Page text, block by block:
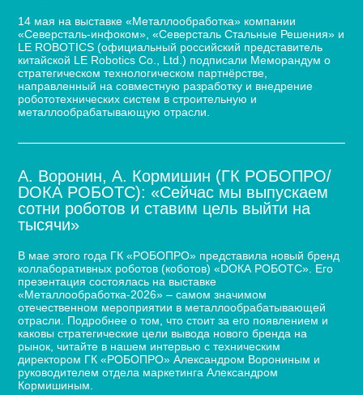
14 мая на выставке «Металлообработка» компании
«Северсталь-инфоком», «Северсталь Стальные Решения» и
LE ROBOTICS (официальный российский представитель
китайской LE Robotics Co., Ltd.) подписали Меморандум о
стратегическом технологическом партнёрстве,
направленный на совместную разработку и внедрение
робототехнических систем в строительную и
металлообрабатывающую отрасли.
А. Воронин, А. Кормишин (ГК РОБОПРО/
DOКА РОБОТС): «Сейчас мы выпускаем
сотни роботов и ставим цель выйти на
тысячи»
В мае этого года ГК «РОБОПРО» представила новый бренд
коллаборативных роботов (коботов) «DОКА РОБОТС». Его
презентация состоялась на выставке
«Металлообработка-2026» – самом значимом
отечественном мероприятии в металлообрабатывающей
отрасли. Подробнее о том, что стоит за его появлением и
каковы стратегические цели вывода нового бренда на
рынок, читайте в нашем интервью с техническим
директором ГК «РОБОПРО» Александром Ворониным и
руководителем отдела маркетинга Александром
Кормишиным.